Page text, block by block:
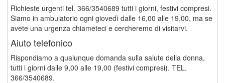
Richieste urgenti tel. 366/3540689 tutti i giorni, festivi compresi.
Siamo in ambulatorio ogni giovedì dalle 16,00 alle 19,00, ma se
avete una urgenza chiameteci e cercheremo di visitarvi.
Aiuto telefonico
Rispondiamo a qualunque domanda sulla salute della donna,
tutti i giorni dalle 9,00 alle 19,00 (festivi compresi). TEL.
366/3540689.